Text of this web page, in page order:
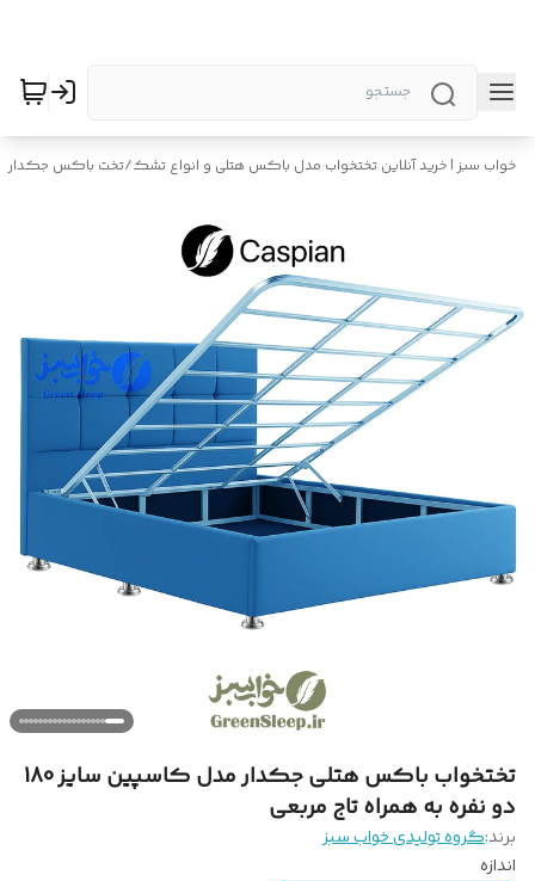
خواب سبز | خرید آنلاین تختخواب مدل باکس هتلی و انواع تشک/تخت باکس جکدار
تختخواب باکس هتلی جکدار مدل کاسپین سایز 180
دو نفره به همراه تاج مربعی
برند:گروه تولیدی خواب سبز
اندازه